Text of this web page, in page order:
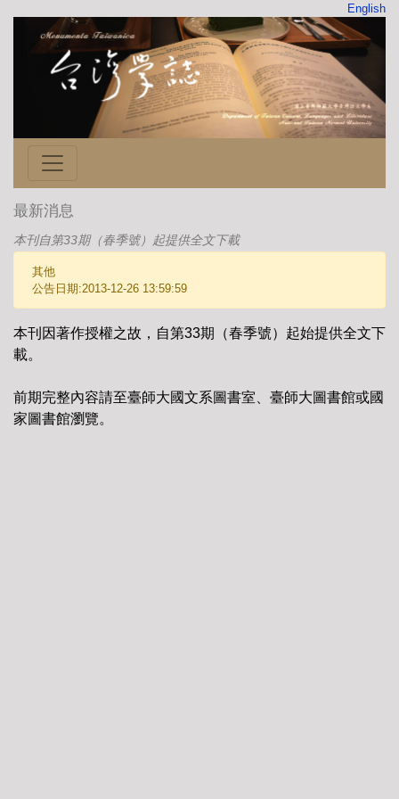
English
最新消息
本刊自第33期（春季號）起提供全文下載
其他
公告日期:2013-12-26 13:59:59
本刊因著作授權之故，自第33期（春季號）起始提供全文下
載。
前期完整內容請至臺師大國文系圖書室、臺師大圖書館或國
家圖書館瀏覽。